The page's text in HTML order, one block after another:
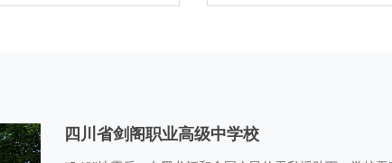
四川省剑阁职业高级中学校